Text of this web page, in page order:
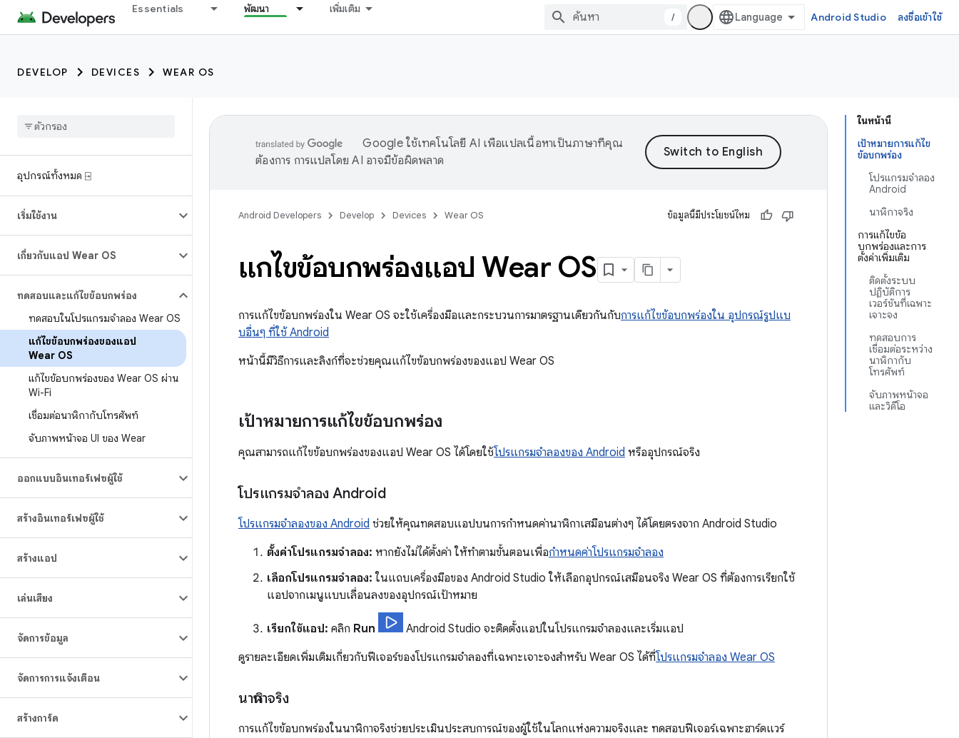
Essentials พัฒนา เพิ่มเติม
/ Android Studio ลงชื่อเข้าใช้
DEVELOP DEVICES WEAR OS
อุปกรณ์ทั้งหมด ⍈
เริ่มใช้งาน
เกี่ยวกับแอป Wear OS
ทดสอบและแก้ไขข้อบกพร่อง
ทดสอบในโปรแกรมจำลอง Wear OS
แก้ไขข้อบกพร่องของแอป
Wear OS
แก้ไขข้อบกพร่องของ Wear OS ผ่าน
Wi-Fi
เชื่อมต่อนาฬิกากับโทรศัพท์
จับภาพหน้าจอ UI ของ Wear
ออกแบบอินเทอร์เฟซผู้ใช้
สร้างอินเทอร์เฟซผู้ใช้
สร้างแอป
เล่นเสียง
จัดการข้อมูล
จัดการการแจ้งเตือน
สร้างการ์ด
ในหน้านี้
เป้าหมายการแก้ไข
ข้อบกพร่อง
โปรแกรมจำลอง
Android
นาฬิกาจริง
การแก้ไขข้อ
บกพร่องและการ
ตั้งค่าเพิ่มเติม
ติดตั้งระบบ
ปฏิบัติการ
เวอร์ชันที่เฉพาะ
เจาะจง
ทดสอบการ
เชื่อมต่อระหว่าง
นาฬิกากับ
โทรศัพท์
จับภาพหน้าจอ
และวิดีโอ
Google ใช้เทคโนโลยี AI เพื่อแปลเนื้อหาเป็นภาษาที่คุณ
ต้องการ การแปลโดย AI อาจมีข้อผิดพลาด
Android Developers Develop Devices Wear OS ข้อมูลนี้มีประโยชน์ไหม
แก้ไขข้อบกพร่องแอป Wear OS
การแก้ไขข้อบกพร่องใน Wear OS จะใช้เครื่องมือและกระบวนการมาตรฐานเดียวกันกับการแก้ไขข้อบกพร่องใน อุปกรณ์รูปแบ
บอื่นๆ ที่ใช้ Android
หน้านี้มีวิธีการและลิงก์ที่จะช่วยคุณแก้ไขข้อบกพร่องของแอป Wear OS
เป้าหมายการแก้ไขข้อบกพร่อง
คุณสามารถแก้ไขข้อบกพร่องของแอป Wear OS ได้โดยใช้โปรแกรมจำลองของ Android หรืออุปกรณ์จริง
โปรแกรมจำลอง Android
โปรแกรมจำลองของ Android ช่วยให้คุณทดสอบแอปบนการกำหนดค่านาฬิกาเสมือนต่างๆ ได้โดยตรงจาก Android Studio
ตั้งค่าโปรแกรมจำลอง: หากยังไม่ได้ตั้งค่า ให้ทำตามขั้นตอนเพื่อกำหนดค่าโปรแกรมจำลอง
เลือกโปรแกรมจำลอง: ในแถบเครื่องมือของ Android Studio ให้เลือกอุปกรณ์เสมือนจริง Wear OS ที่ต้องการเรียกใช้
แอปจากเมนูแบบเลื่อนลงของอุปกรณ์เป้าหมาย
เรียกใช้แอป: คลิก Run
Android Studio จะติดตั้งแอปในโปรแกรมจำลองและเริ่มแอป
ดูรายละเอียดเพิ่มเติมเกี่ยวกับฟีเจอร์ของโปรแกรมจำลองที่เฉพาะเจาะจงสำหรับ Wear OS ได้ที่โปรแกรมจำลอง Wear OS
นาฬิกาจริง
การแก้ไขข้อบกพร่องในนาฬิกาจริงช่วยประเมินประสบการณ์ของผู้ใช้ในโลกแห่งความจริงและ ทดสอบฟีเจอร์เฉพาะฮาร์ดแวร์